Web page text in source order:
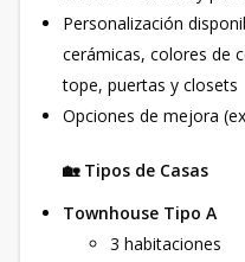
Personalización
cerámicas, colores de
tope, puertas y closets
Opciones de mejora
🏡 Tipos de Casas
Townhouse Tipo A
3 habitaciones